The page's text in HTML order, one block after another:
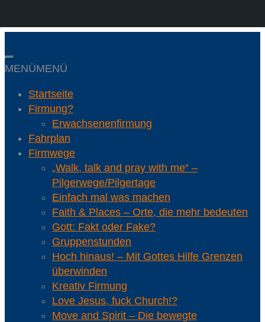
to
content
MENÜMENÜ
Startseite
Firmung?
Erwachsenenfirmung
Fahrplan
Firmwege
„Walk, talk and pray with me“ –
Pilgerwege/Pilgertage
Einfach mal was machen
Faith & Places – Orte, die mehr bedeuten
Gott: Fakt oder Fake?
Gruppenstunden
Hoch hinaus! – Mit Gottes Hilfe Grenzen
überwinden
Kreativ Firmung
Love Jesus, fuck Church!?
Move and Spirit – Die bewegte